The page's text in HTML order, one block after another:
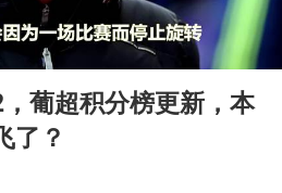
“上四休三”但要降薪1000元
名后的“青海拉面”店
灿鸿未来对中国无影响
03:39
葡超积分榜更新，本
了？